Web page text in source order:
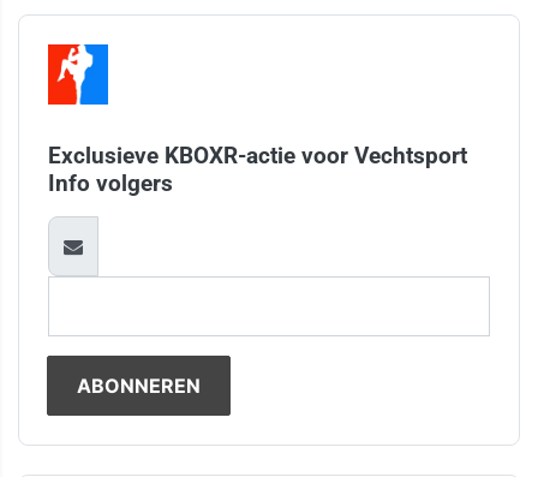
Exclusieve KBOXR-actie voor Vechtsport
Info volgers